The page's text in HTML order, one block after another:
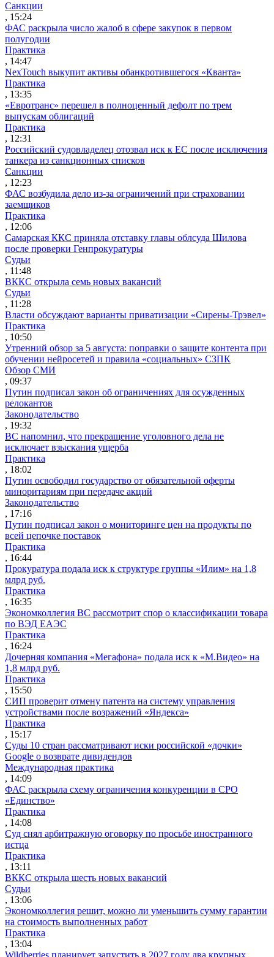
Санкции
, 15:24
ФАС раскрыла число жалоб в сфере закупок в первом
полугодии
Практика
, 14:47
NexTouch выкупит активы обанкротившегося «Кванта»
Практика
, 13:35
«Евротранс» перешел в полноценный дефолт по трем
выпускам облигаций
Практика
, 12:31
Российский судовладелец отозвал иск к ЕС после исключения
танкера из санкционных списков
Санкции
, 12:23
ФАС возбудила дело из-за ограничений при страховании
заемщиков
Практика
, 12:06
Самарская ККС приняла отставку главы облсуда Шилова
после проверки Генпрокуратуры
Судьи
, 11:48
ВККС открыла семь новых вакансий
Судьи
, 11:28
Власти обсуждают варианты приватизации «Сирены-Трэвел»
Практика
, 10:50
Утренний обзор за 5 августа: поправки о защите контента при
обучении нейросетей и правила «социальных» СЗПК
Обзор СМИ
, 09:37
Путин подписал закон об ограничениях для осужденных
релокантов
Законодательство
, 19:32
ВС напомнил, что прекращение уголовного дела не
исключает взыскания ущерба
Практика
, 18:02
Путин освободил государство от обязательной оферты
миноритариям при передаче акций
Законодательство
, 17:16
Путин подписал закон о мониторинге цен на продукты по
всей цепочке поставок
Практика
, 16:44
Прокуратура подала иск к структуре группы «Илим» на 1,8
млрд руб.
Практика
, 16:35
Экономколлегия ВС рассмотрит спор о классификации товара
по ВЭД ЕАЭС
Практика
, 16:24
Дочерняя компания «Мегафона» подала иск к «М.Видео» на
1,8 млрд руб.
Практика
, 15:50
СИП проверит отмену патента на систему управления
устройствами после возражений «Яндекса»
Практика
, 15:17
Суды 10 стран рассматривают иски российской «дочки»
Google о возврате дивидендов
Международная практика
, 14:09
ФАС раскрыла схему ограничения конкуренции в СРО
«Единство»
Практика
, 14:08
Суд снял арбитражную оговорку по просьбе иностранного
истца
Практика
, 13:11
ВККС открыла шесть новых вакансий
Судьи
, 13:06
Экономколлегия решит, можно ли уменьшить сумму гарантии
на стоимость выполненных работ
Практика
, 13:04
Wildberries планирует запустить в 2027 году два крупных